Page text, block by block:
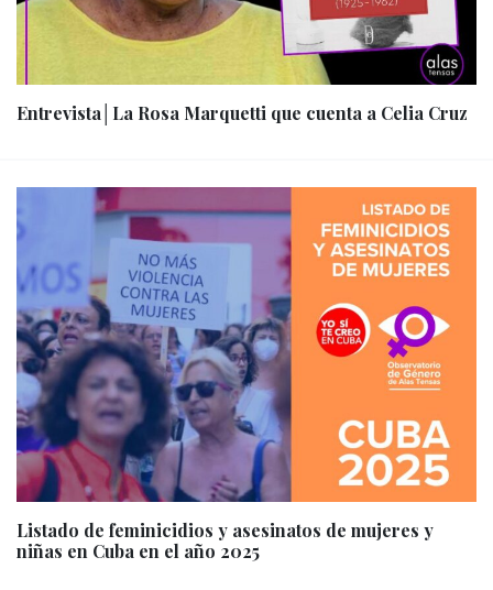
Entrevista│La Rosa Marquetti que cuenta a Celia Cruz
Listado de feminicidios y asesinatos de mujeres y
niñas en Cuba en el año 2025